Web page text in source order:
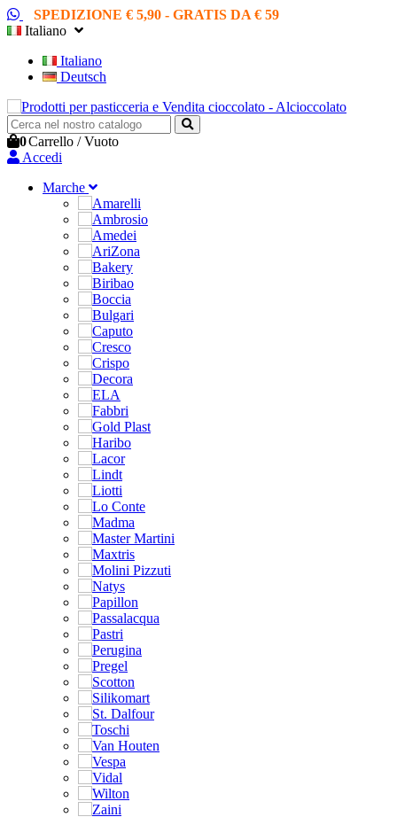
SPEDIZIONE € 5,90 - GRATIS DA € 59
Italiano
Italiano
Deutsch
0Carrello /Vuoto
Accedi
Marche